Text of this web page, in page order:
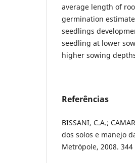
average length of
germination
seedlings
seedling at lower
higher sowing
Referências
BISSANI, C.A.;
dos solos e manejo
Metrópole, 2008. 344